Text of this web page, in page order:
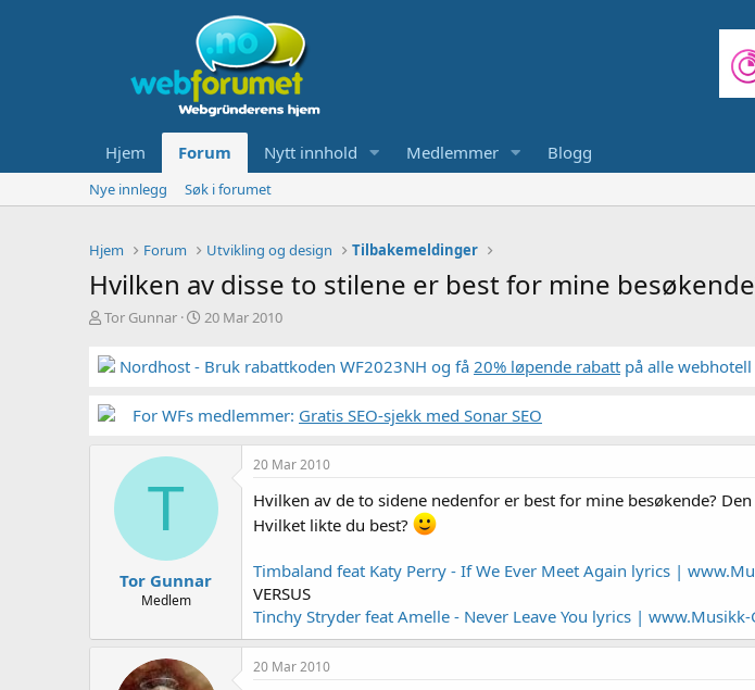
Hjem Forum Nytt innhold Medlemmer Blogg
Nye innlegg Søk i forumet
Hjem Forum Utvikling og design Tilbakemeldinger
Hvilken av disse to stilene er best for mine
T
å
d
t
Tor Gunnar
S
r
d
o
20 Mar 2010
Nordhost - Bruk rabattkoden WF2023NH og få 20% løpende rabatt på alle webhotell
For WFs medlemmer: Gratis SEO-sjekk med Sonar SEO
T
Tor Gunnar
Medlem
20 Mar 2010
Hvilken av de to sidene nedenfor er best for mine besøkende?
Hvilket likte du best?
Timbaland feat Katy Perry - If We Ever Meet Again lyrics |
VERSUS
Tinchy Stryder feat Amelle - Never Leave You lyrics |
20 Mar 2010